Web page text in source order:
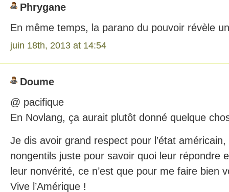
Phrygane
En même temps, la parano du pouvoir révèle
juin 18th, 2013 at 14:54
Doume
@ pacifique
En Novlang, ça aurait plutôt donné quelque
Je dis avoir grand respect pour l’état
nongentils juste pour savoir quoi leur répondre
leur nonvérité, ce n’est que pour me faire bien
Vive l’Amérique !